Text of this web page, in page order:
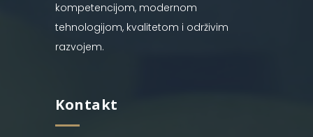
kompetencijom, modernom
tehnologijom, kvalitetom i održivim
razvojem.
Kontakt